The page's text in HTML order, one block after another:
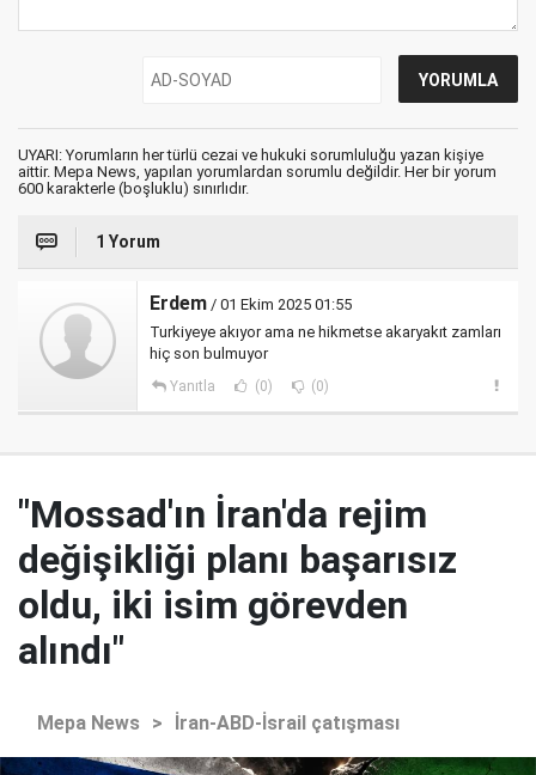
UYARI: Yorumların her türlü cezai ve hukuki sorumluluğu yazan kişiye
aittir. Mepa News, yapılan yorumlardan sorumlu değildir. Her bir yorum
600 karakterle (boşluklu) sınırlıdır.
1 Yorum
Erdem / 01 Ekim 2025 01:55
Turkiyeye akıyor ama ne hikmetse akaryakıt zamları
hiç son bulmuyor
Yanıtla (0) (0)
"Mossad'ın İran'da rejim
değişikliği planı başarısız
oldu, iki isim görevden
alındı"
Mepa News > İran-ABD-İsrail çatışması